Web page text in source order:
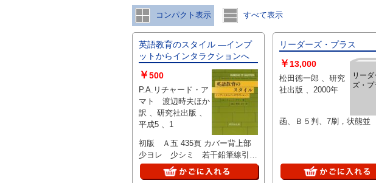
コンパクト表示 すべて表示
英語教育のスタイル ―インプ
ットからインタラクションへ
￥500
P.A.リチャード・ア
マト 渡辺時夫ほか
訳 、研究社出版 、
平成5 、1
初版 Ａ五 435頁 カバー背上部
少ヨレ 少シミ 若干鉛筆線引・
囲み・余白少書込有 通読可能
700g
リーダーズ・プラス
リーダ
ズ・プ
￥ 13,000
松田徳一郎 、研究
社出版 、2000年
函、Ｂ５判、7刷，状態並